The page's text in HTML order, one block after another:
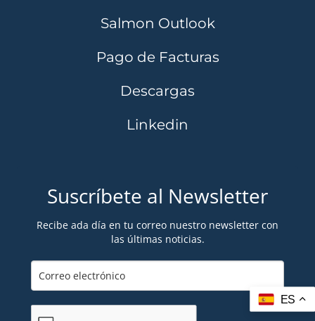
Salmon Outlook
Pago de Facturas
Descargas
Linkedin
Suscríbete al Newsletter
Recibe ada día en tu correo nuestro newsletter con
las últimas noticias.
ES